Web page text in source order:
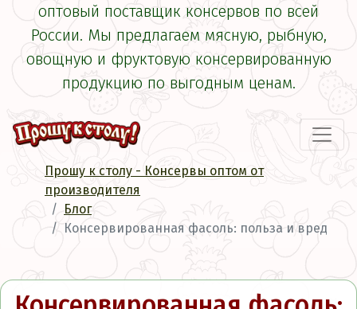
оптовый поставщик консервов по всей
России. Мы предлагаем мясную, рыбную,
овощную и фруктовую консервированную
продукцию по выгодным ценам.
Прошу к столу - Консервы оптом от
производителя
Блог
Консервированная фасоль: польза и вред